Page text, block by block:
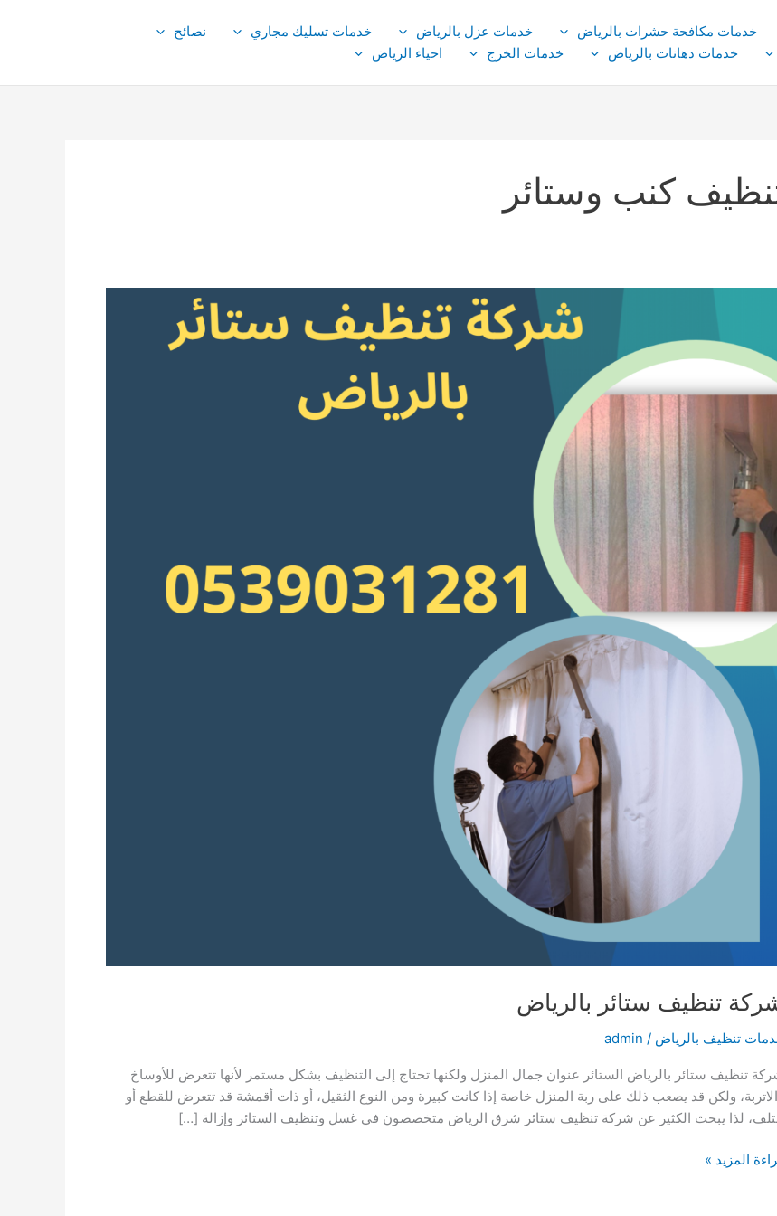
خدمات مكافحة حشرات بالرياض خدمات عزل بالرياض خدمات تسليك مجاري
نصائح
خدمات دهانات بالرياض خدمات الخرج احياء الرياض
كنب وستائر
تنظيف ستائر بالرياض
تنظيف بالرياض /
admin
تنظيف ستائر بالرياض الستائر عنوان جمال المنزل ولكنها تحتاج إلى التنظيف بشكل مستمر لأنها تتعرض للأوساخ
ولكن قد يصعب ذلك على ربة المنزل خاصة إذا كانت كبيرة ومن النوع الثقيل، أو ذات أقمشة قد تتعرض للقطع أو
لذا يبحث الكثير عن شركة تنظيف ستائر شرق الرياض متخصصون في غسل وتنظيف الستائر وإزالة […]
المزيد »